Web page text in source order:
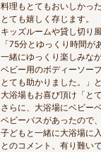
料理もとてもおいしかっ
とても嬉しく存じます。
キッズルームや貸し切り
「75分とゆっくり時間が
一緒にゆっくり楽しみな
ベビー用のボディーソー
とても助かりました。」
大浴場もお喜び頂け「と
さらに、大浴場にベビー
ベビーバスがあったので
子どもと一緒に大浴場に
とのコメント、有り難いで